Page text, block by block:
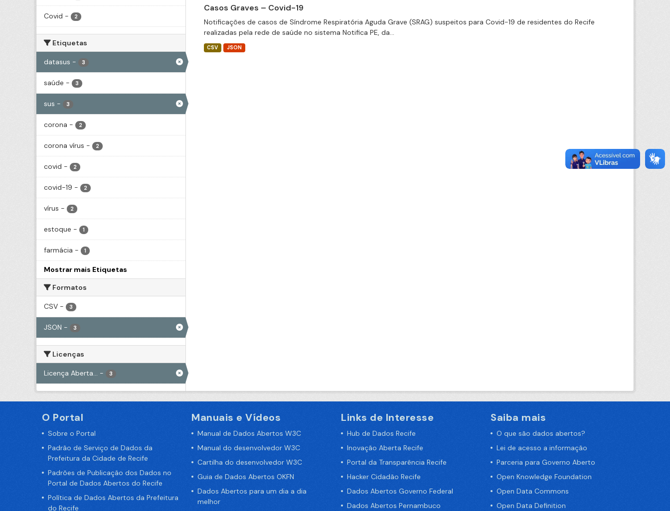
Covid - 2
Etiquetas
datasus - 3
saúde - 3
sus - 3
corona - 2
corona vírus - 2
covid - 2
covid-19 - 2
vírus - 2
estoque - 1
farmácia - 1
Mostrar mais Etiquetas
Formatos
CSV - 3
JSON - 3
Licenças
Licença Aberta... - 3
Casos Graves – Covid-19
Notificações de casos de Síndrome Respiratória Aguda Grave (SRAG) suspeitos para Covid-19 de residentes do Recife
realizadas pela rede de saúde no sistema Notifica PE, da...
CSV JSON
O Portal
Sobre o Portal
Padrão de Serviço de Dados da
Prefeitura da Cidade de Recife
Padrões de Publicação dos Dados no
Portal de Dados Abertos do Recife
Política de Dados Abertos da Prefeitura
do Recife
Manuais e Vídeos
Manual de Dados Abertos W3C
Manual do desenvolvedor W3C
Cartilha do desenvolvedor W3C
Guia de Dados Abertos OKFN
Dados Abertos para um dia a dia
melhor
Links de Interesse
Hub de Dados Recife
Inovação Aberta Recife
Portal da Transparência Recife
Hacker Cidadão Recife
Dados Abertos Governo Federal
Dados Abertos Pernambuco
Saiba mais
O que são dados abertos?
Lei de acesso a informação
Parceria para Governo Aberto
Open Knowledge Foundation
Open Data Commons
Open Data Definition